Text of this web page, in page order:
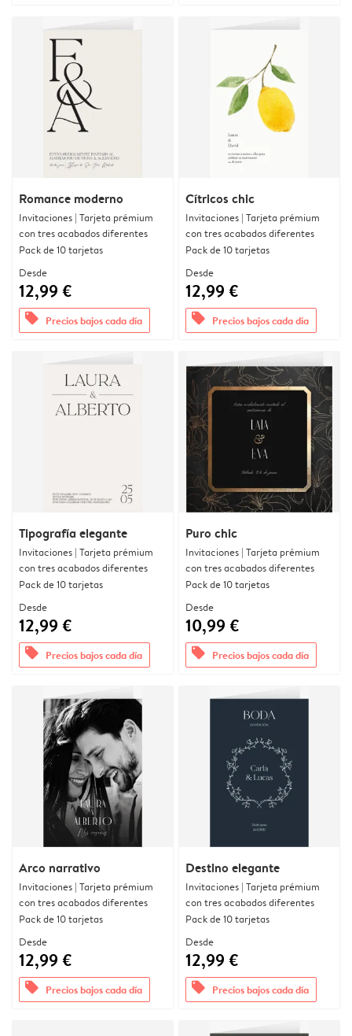
Romance moderno
Invitaciones | Tarjeta prémium
con tres acabados diferentes
Pack de 10 tarjetas
Desde
12,99 €
offers Precios bajos cada día
Cítricos chic
Invitaciones | Tarjeta prémium
con tres acabados diferentes
Pack de 10 tarjetas
Desde
12,99 €
offers Precios bajos cada día
Tipografía elegante
Invitaciones | Tarjeta prémium
con tres acabados diferentes
Pack de 10 tarjetas
Desde
12,99 €
offers Precios bajos cada día
Puro chic
Invitaciones | Tarjeta prémium
con tres acabados diferentes
Pack de 10 tarjetas
Desde
10,99 €
offers Precios bajos cada día
Arco narrativo
Invitaciones | Tarjeta prémium
con tres acabados diferentes
Pack de 10 tarjetas
Desde
12,99 €
offers Precios bajos cada día
Destino elegante
Invitaciones | Tarjeta prémium
con tres acabados diferentes
Pack de 10 tarjetas
Desde
12,99 €
offers Precios bajos cada día